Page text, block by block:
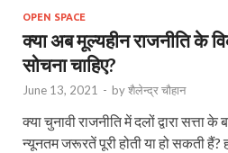
OPEN SPACE
क्‍या अब मूल्यहीन राजनीति के
सोचना चाहिए?
June 13, 2021 - byशैलेन्द्र चौहान
क्या चुनावी राजनीति में दलों द्वारा
न्यूनतम जरूरतें पूरी होती या हो सकती हैं?